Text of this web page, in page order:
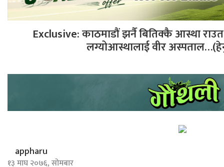
Exclusive: काठमाडौं झर्नै बितिक्कै आस्था राउत
लग्योआस्थालाई वीर
appharu
१३ माघ २०७६, सोमबार